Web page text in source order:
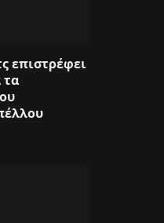
επιστρέφει
τα